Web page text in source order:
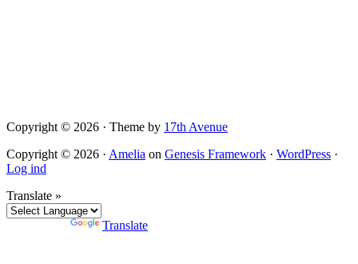
Copyright © 2026 · Theme by 17th Avenue
Copyright © 2026 · Amelia on Genesis Framework · WordPress ·
Log ind
Translate »
Translate